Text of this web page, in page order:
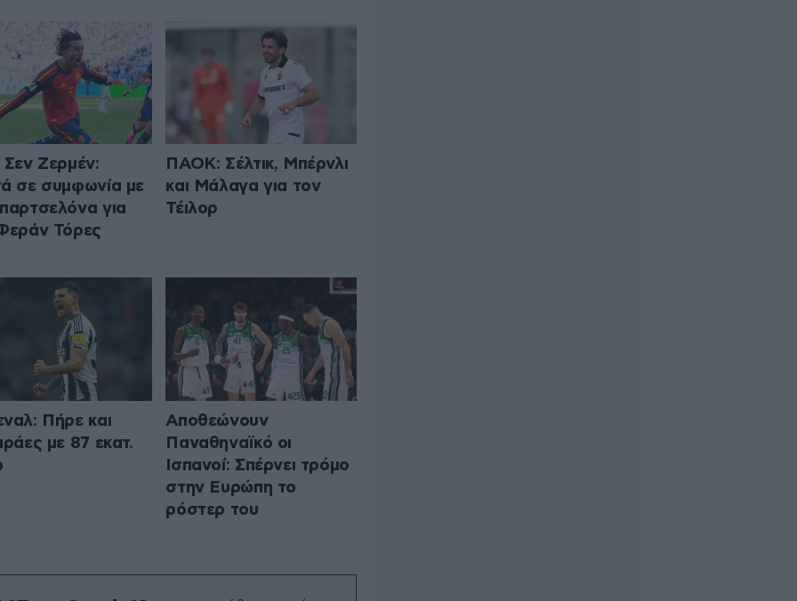
Σεν Ζερμέν:
σε συμφωνία με
για
Τόρες
ΠΑΟΚ: Σέλτικ, Μπέρνλι
και Μάλαγα για τον
Τέιλορ
Πήρε και
με 87 εκατ.
Αποθεώνουν
Παναθηναϊκό οι
Ισπανοί: Σπέρνει τρόμο
στην Ευρώπη το
ρόστερ του